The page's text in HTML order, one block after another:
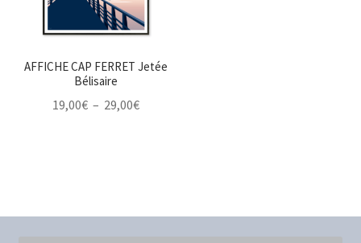
AFFICHE CAP FERRET Jetée
Bélisaire
19,00€ – 29,00€Plage